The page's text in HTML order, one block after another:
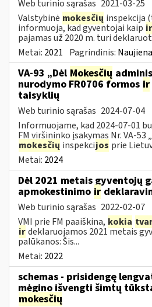
Web turinio sąrašas 2021-03-25
Valstybinė mokesčių inspekcija
informuoja, kad gyventojai kaip ir
pajamas už 2020 m. turi
Metai: 2021 Pagrindinis: Naujiena
VA-93 „Dėl Mokesčių
nurodymo FR0706 formos ir
taisyklių
Web turinio sąrašas 2024-07-04
Informuojame, kad 2024-07-01
FM viršininko įsakymas Nr. VA-53
mokesčių inspekcijos prie
Metai: 2024
Dėl 2021 metais gyventojų
apmokestinimo ir
Web turinio sąrašas 2022-02-07
VMI prie FM paaiškina, kokia
irdeklaruojamos 2021 metais
palūkanos: Šis...
Metai: 2022
schemas - prisidengę
mėgino išvengti šimtų
mokesčių